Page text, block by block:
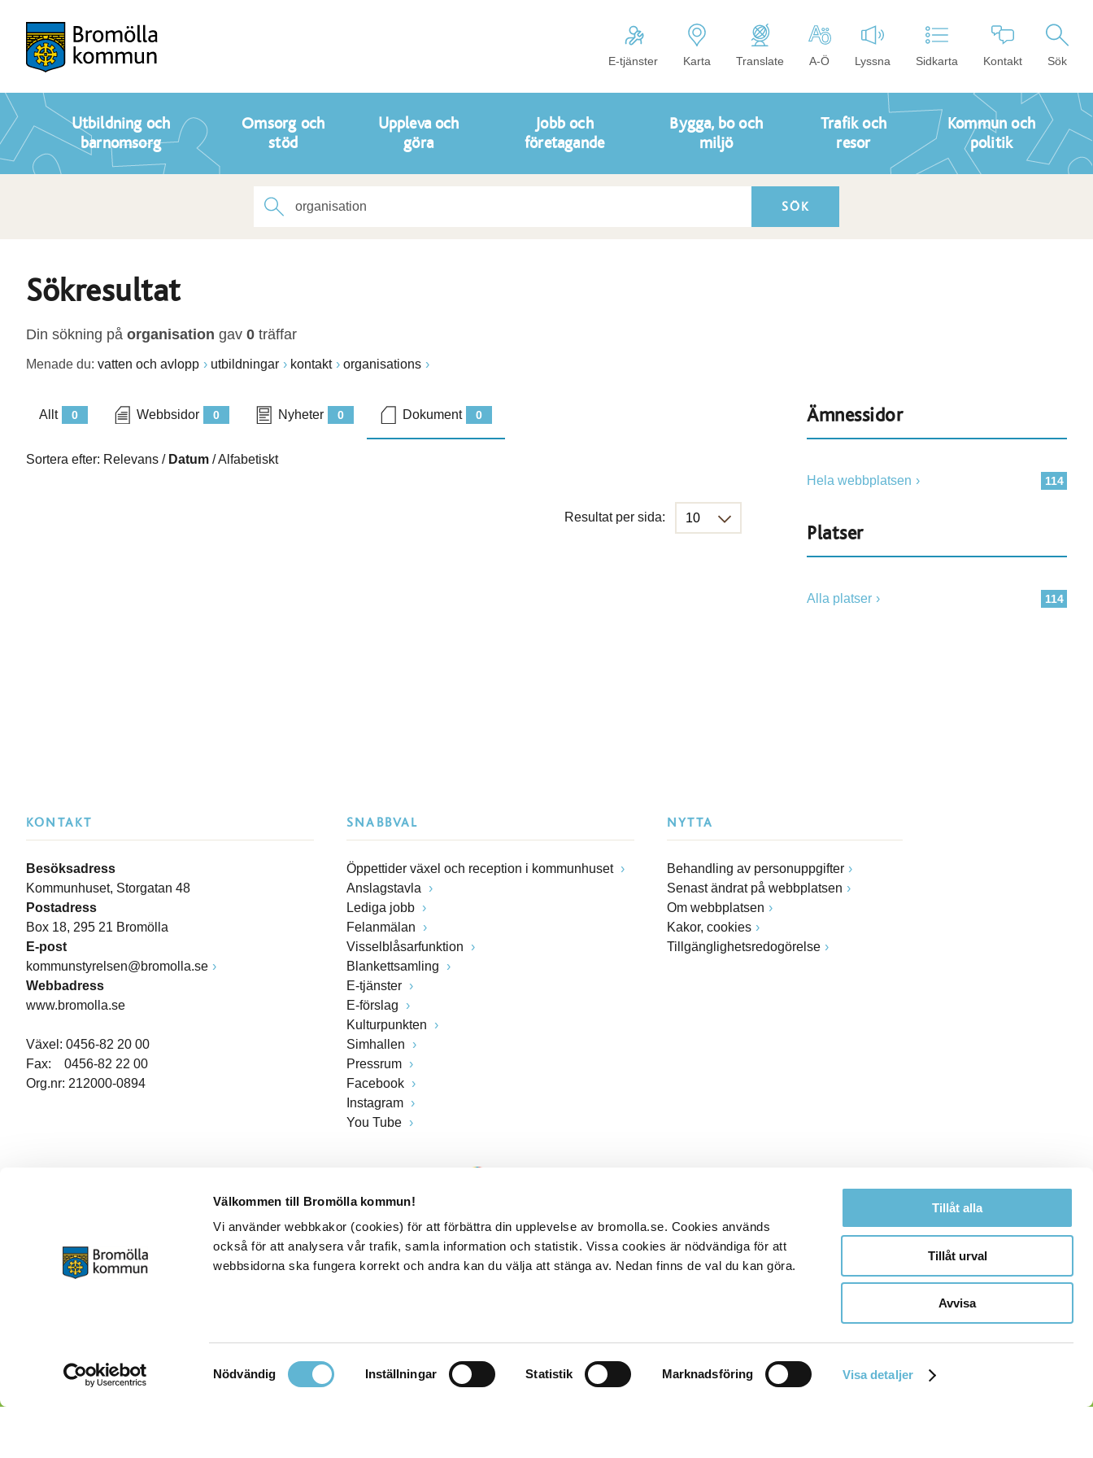
Välkommen till Bromölla kommun!
Vi använder webbkakor (cookies) för att förbättra din upplevelse av bromolla.se. Cookies används
också för att analysera vår trafik, samla information och statistik. Vissa cookies är nödvändiga för att
webbsidorna ska fungera korrekt och andra kan du välja att stänga av. Nedan finns de val du kan göra.
Samtyckesval
Nödvändig Inställningar Statistik Marknadsföring Visa detaljer
Tillåt alla
Tillåt urval
Avvisa
E-tjänster Karta Translate A-Ö Lyssna Sidkarta Kontakt Sök
Utbildning och
barnomsorg
Omsorg och
stöd
Uppleva och
göra
Jobb och
företagande
Bygga, bo och
miljö
Trafik och
resor
Kommun och
politik
Sökresultat
Din sökning på organisation gav 0 träffar
Menade du: vatten och avlopp utbildningar kontakt organisations
0
Allt 0
Webbsidor 0
Nyheter 0
Dokument
Sortera efter: Relevans / Datum /Alfabetiskt
Resultat per sida:
Ämnessidor
114
Hela webbplatsen
Platser
114
Alla platser
KONTAKT
Besöksadress
Kommunhuset, Storgatan 48
Postadress
Box 18, 295 21 Bromölla
E-post
kommunstyrelsen@bromolla.se
Webbadress
www.bromolla.se
Växel: 0456-82 20 00
Fax: 0456-82 22 00
Org.nr: 212000-0894
SNABBVAL
Öppettider växel och reception i kommunhuset
Anslagstavla
Lediga jobb
Felanmälan
Visselblåsarfunktion
Blankettsamling
E-tjänster
E-förslag
Kulturpunkten
Simhallen
Pressrum
Facebook
Instagram
You Tube
NYTTA
Behandling av personuppgifter
Senast ändrat på webbplatsen
Om webbplatsen
Kakor, cookies
Tillgänglighetsredogörelse